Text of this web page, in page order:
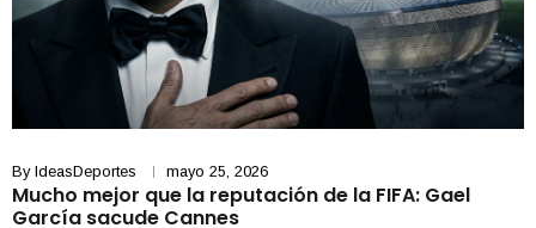
By IdeasDeportes mayo 25, 2026
Mucho mejor que la reputación de la FIFA: Gael
García sacude Cannes